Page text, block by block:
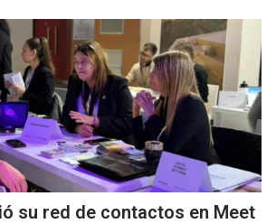
su red de contactos en Meet